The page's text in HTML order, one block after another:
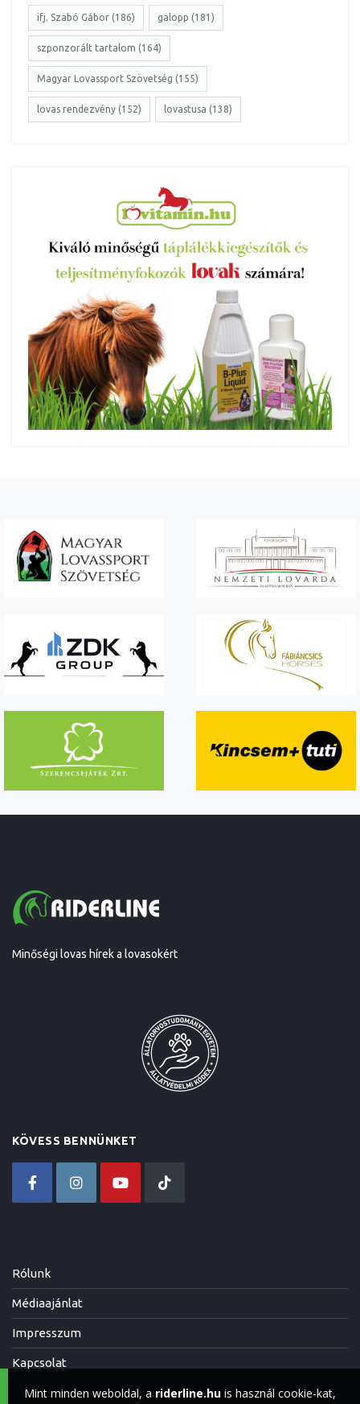
ifj. Szabó Gábor (186) galopp (181)
szponzorált tartalom (164)
Magyar Lovassport Szövetség (155)
lovas rendezvény (152) lovastusa (138)
Minőségi lovas hírek a lovasokért
KÖVESS BENNÜNKET
Rólunk
Médiaajánlat
Impresszum
Kapcsolat
Mint minden weboldal, a riderline.hu is használ cookie-kat,